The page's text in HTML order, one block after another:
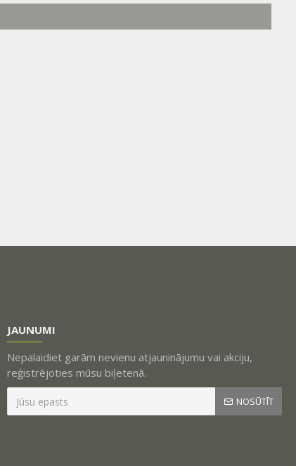
JAUNUMI
Nepalaidiet garām nevienu atjauninājumu vai akciju,
reģistrējoties mūsu biļetenā.
NOSŪTĪT